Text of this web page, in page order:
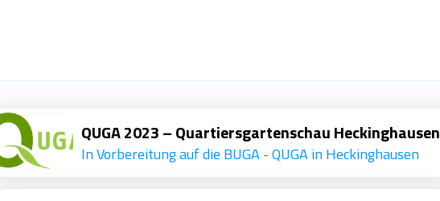
QUGA 2023 – Quartiersgartenschau Heckinghausen
In Vorbereitung auf die BUGA - QUGA in Heckinghausen